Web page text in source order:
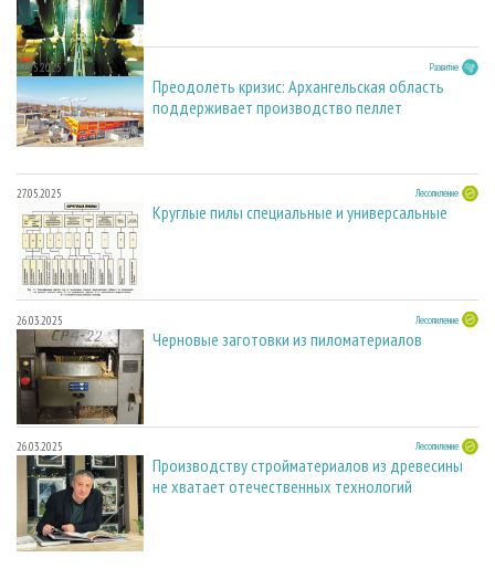
27.05.2025 Развитие
Преодолеть кризис: Архангельская область
поддерживает производство пеллет
27.05.2025 Лесопиление
Круглые пилы специальные и универсальные
26.03.2025 Лесопиление
Черновые заготовки из пиломатериалов
26.03.2025 Лесопиление
Производству стройматериалов из древесины
не хватает отечественных технологий